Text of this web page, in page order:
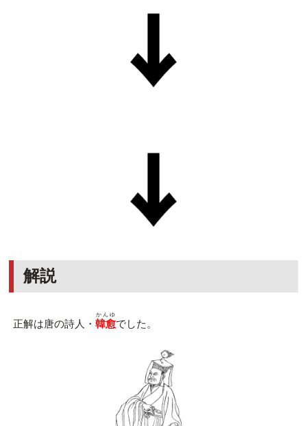
解説
正解は唐の詩人・ 韓愈
かんゆ
でした。